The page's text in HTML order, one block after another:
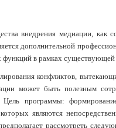
внедрения медиации, как
дополнительной
в рамках существующей
конфликтов,
может быть полезным
программы:
являются
рассмотреть